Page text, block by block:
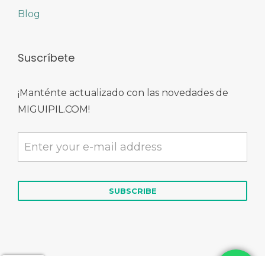
Blog
Suscríbete
¡Manténte actualizado con las novedades de
MIGUIPIL.COM!